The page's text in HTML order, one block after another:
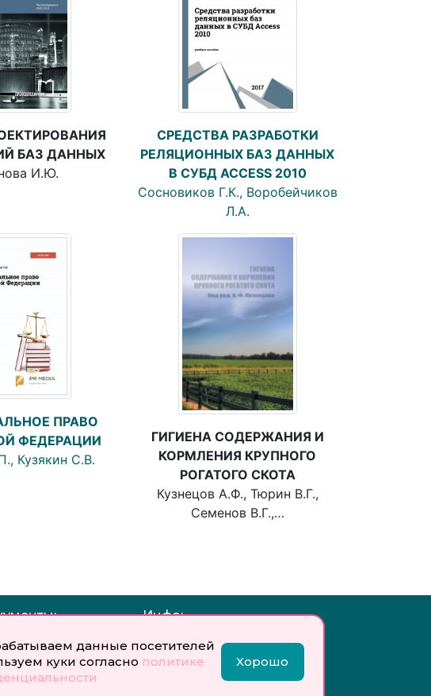
данные посетителей
куки согласно политике
Хорошо
БАЗ ДАННЫХ
И.Ю.
СРЕДСТВА РАЗРАБОТКИ
РЕЛЯЦИОННЫХ БАЗ ДАННЫХ
В СУБД ACCESS 2010
Сосновиков Г.К., Воробейчиков
Л.А.
ПРАВО
ФЕДЕРАЦИИ
Кузякин С.В.
ГИГИЕНА СОДЕРЖАНИЯ И
КОРМЛЕНИЯ КРУПНОГО
РОГАТОГО СКОТА
Кузнецов А.Ф., Тюрин В.Г.,
Семенов В.Г.,…
согласия на обработку
данных
Инфо:
Учредитель: Общество с
ответственностью
«Профобразование»